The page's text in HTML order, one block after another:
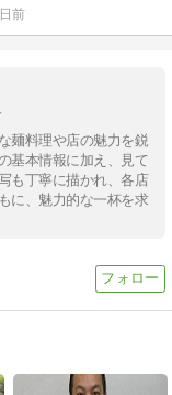
前
麺料理や店の魅力を鋭
基本情報に加え、見て
も丁寧に描かれ、各店
に、魅力的な一杯を求